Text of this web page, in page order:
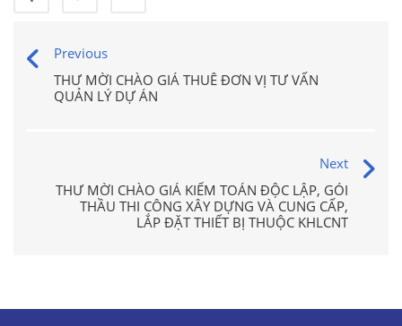
Previous
THƯ MỜI CHÀO GIÁ THUÊ ĐƠN VỊ TƯ VẤN
QUẢN LÝ DỰ ÁN
Next
THƯ MỜI CHÀO GIÁ KIỂM TOÁN ĐỘC LẬP, GÓI
THẦU THI CÔNG XÂY DỰNG VÀ CUNG CẤP,
LẮP ĐẶT THIẾT BỊ THUỘC KHLCNT